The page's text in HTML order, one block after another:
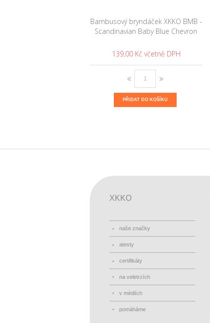
Bambusový bryndáček XKKO BMB -
Scandinavian Baby Blue Chevron
139,00 Kč
PŘIDAT DO KOŠÍKU
XKKO
naše značky
atesty
certifikáty
na veletrzích
v médiích
pomáháme